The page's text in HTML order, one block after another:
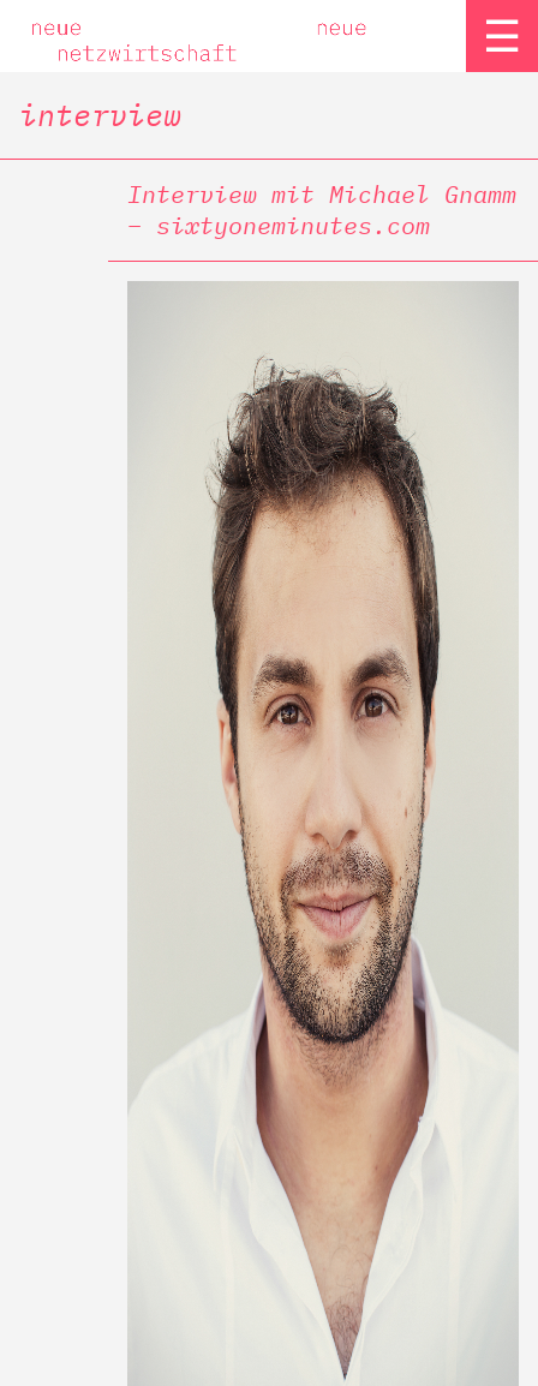
☰
interview
Interview mit Michael Gnamm
– sixtyoneminutes.com